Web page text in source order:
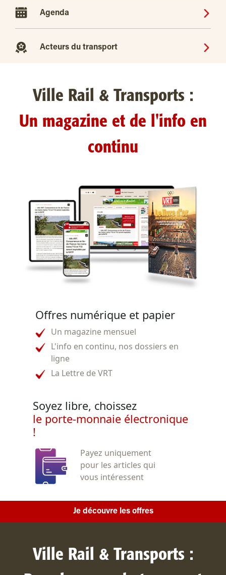
Agenda
Acteurs du transport
Ville Rail & Transports :
Un magazine et de l'info en
continu
Offres numérique et papier
Un magazine mensuel
L'info en continu, nos dossiers en
ligne
La Lettre de VRT
Soyez libre, choissez
le porte-monnaie électronique
!
Payez uniquement
pour les articles qui
vous intéressent
Je découvre les offres
Ville Rail & Transports :